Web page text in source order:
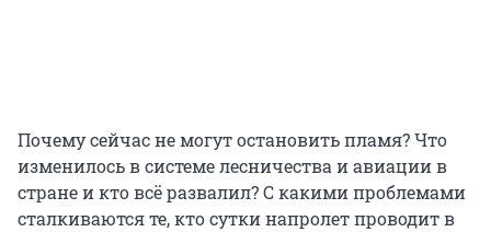
Почему сейчас не могут остановить пламя? Что
изменилось в системе лесничества и авиации в
стране и кто всё развалил? С какими проблемами
сталкиваются те, кто сутки напролет проводит в